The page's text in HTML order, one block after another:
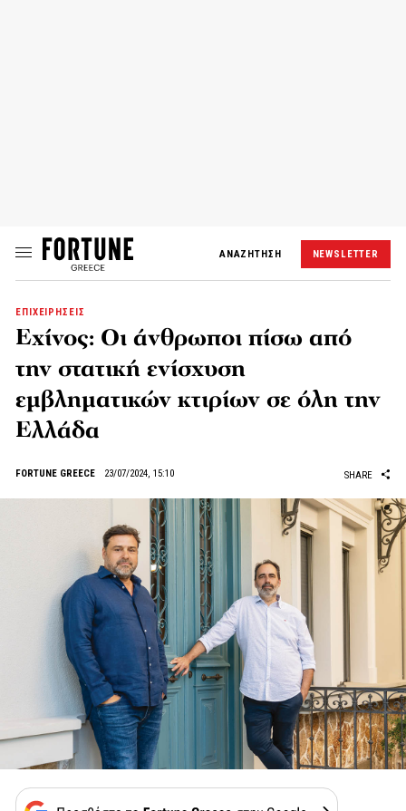
ΑΝΑΖΗΤΗΣΗ NEWSLETTER
ΕΠΙΧΕΙΡΗΣΕΙΣ
Εχίνος: Οι άνθρωποι πίσω από
την στατική ενίσχυση
εμβληματικών κτιρίων σε όλη την
Ελλάδα
FORTUNE GREECE 23/07/2024, 15:10 SHARE